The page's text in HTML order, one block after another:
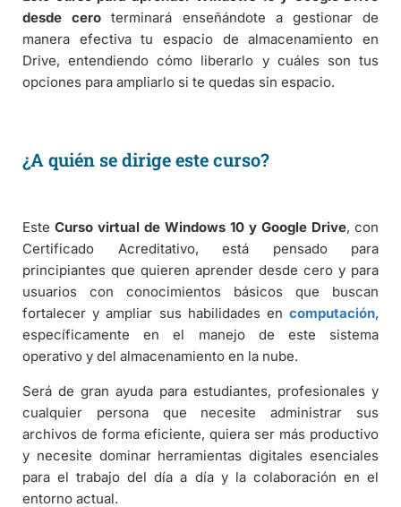
desde cero terminará enseñándote a gestionar de
manera efectiva tu espacio de almacenamiento en
Drive, entendiendo cómo liberarlo y cuáles son tus
opciones para ampliarlo si te quedas sin espacio.
¿A quién se dirige este curso?
Este Curso virtual de Windows 10 y Google Drive, con
Certificado Acreditativo, está pensado para
principiantes que quieren aprender desde cero y para
usuarios con conocimientos básicos que buscan
fortalecer y ampliar sus habilidades en computación,
específicamente en el manejo de este sistema
operativo y del almacenamiento en la nube.
Será de gran ayuda para estudiantes, profesionales y
cualquier persona que necesite administrar sus
archivos de forma eficiente, quiera ser más productivo
y necesite dominar herramientas digitales esenciales
para el trabajo del día a día y la colaboración en el
entorno actual.